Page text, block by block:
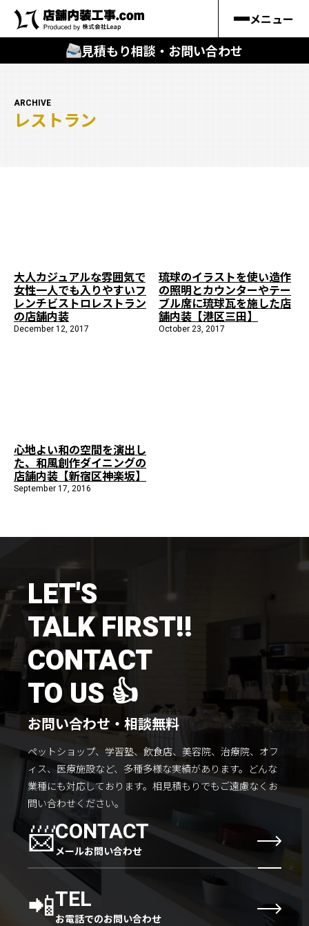
メニュー
見積もり相談・お問い合わせ
キーワードから
はじめての方
店舗内装工事.comの強み
施工までの流れ
ARCHIVE
レストラン
大人カジュアルな雰囲気で
女性一人でも入りやすいフ
レンチビストロレストラン
の店舗内装
December 12, 2017
琉球のイラストを使い造作
の照明とカウンターやテー
ブル席に琉球瓦を施した店
舗内装【港区三田】
October 23, 2017
心地よい和の空間を演出し
た、和風創作ダイニングの
店舗内装【新宿区神楽坂】
September 17, 2016
LET'S
TALK FIRST!!
CONTACT
TO US 👍
お問い合わせ・相談無料
ペットショップ、学習塾、飲食店、美容院、治療院、オフ
ィス、医療施設など、多種多様な実績があります。 どんな
業種にも対応しております。 相見積もりでもご遠慮なくお
問い合わせください。
📨CONTACT
メールお問い合わせ
📲TEL
お電話でのお問い合わせ